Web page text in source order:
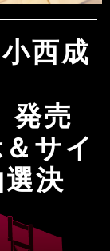
西成
発売
サイ
決